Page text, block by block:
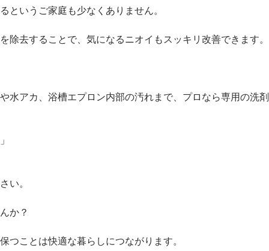
というご家庭も少なくありません。
除去することで、気になるニオイもスッキリ改善できます。
水アカ、浴槽エプロン内部の汚れまで、プロなら専用の洗
い。
か？
つことは快適な暮らしにつながります。